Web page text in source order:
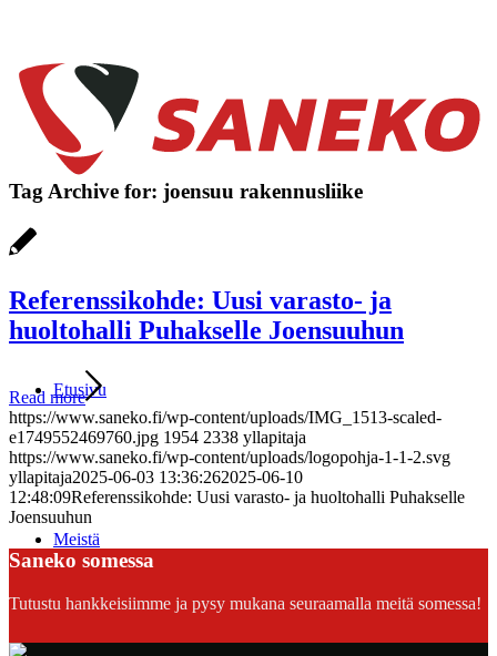
Etusivu
Meistä
Tag Archive for: joensuu rakennusliike
Referenssikohde: Uusi varasto- ja
huoltohalli Puhakselle Joensuuhun
Read more
https://www.saneko.fi/wp-content/uploads/IMG_1513-scaled-
e1749552469760.jpg 1954 2338 yllapitaja
https://www.saneko.fi/wp-content/uploads/logopohja-1-1-2.svg
yllapitaja2025-06-03 13:36:262025-06-10
12:48:09Referenssikohde: Uusi varasto- ja huoltohalli Puhakselle
Joensuuhun
Saneko somessa
Tutustu hankkeisiimme ja pysy mukana seuraamalla meitä somessa!